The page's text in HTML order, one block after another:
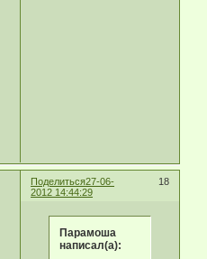
Поделиться 18
27-06-
2012 14:44:29
Парамоша
написал(а):